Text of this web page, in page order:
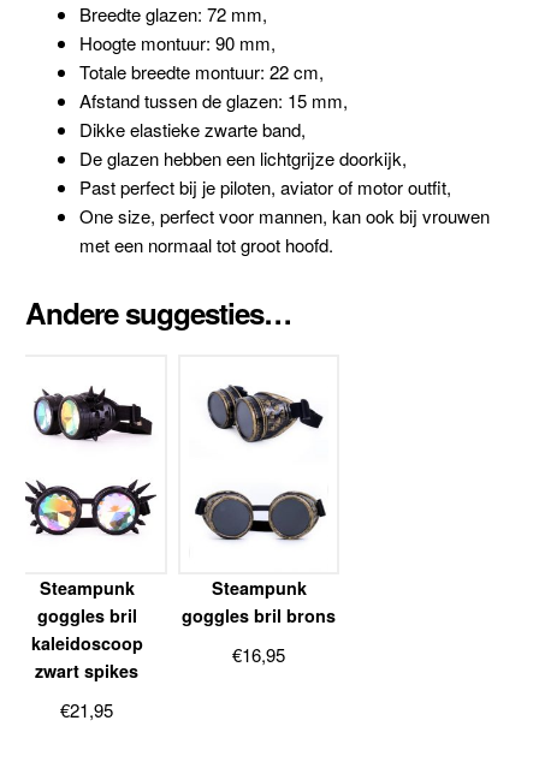
Breedte glazen: 72 mm,
Hoogte montuur: 90 mm,
Totale breedte montuur: 22 cm,
Afstand tussen de glazen: 15 mm,
Dikke elastieke zwarte band,
De glazen hebben een lichtgrijze doorkijk,
Past perfect bij je piloten, aviator of motor outfit,
One size, perfect voor mannen, kan ook bij vrouwen
met een normaal tot groot hoofd.
Andere suggesties…
Steampunk
goggles bril
kaleidoscoop
zwart spikes
€21,95
Steampunk
goggles bril brons
€16,95